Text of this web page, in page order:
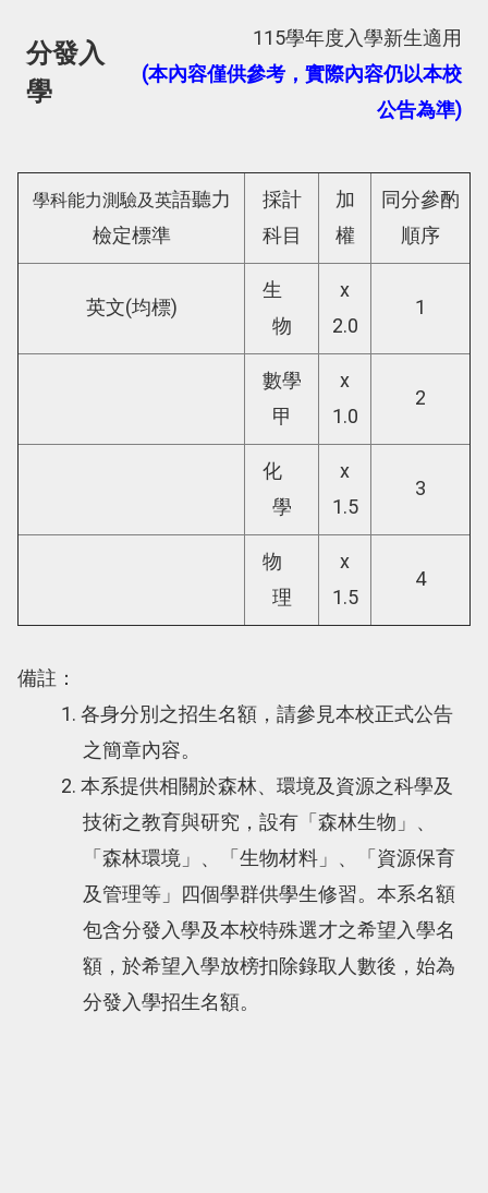
分發入
學
115學年度入學新生適用
(本內容僅供參考，實際內容仍以本校
公告為準)
學科能力測驗及英語聽力
檢定標準
採計
科目
加
權
同分參酌
順序
英文(均標)
生
物
x
2.0
1
數學
甲
x
1.0
2
化
學
x
1.5
3
物
理
x
1.5
4
備註：
1. 各身分別之招生名額，請參見本校正式公告
之簡章內容。
2. 本系提供相關於森林、環境及資源之科學及
技術之教育與研究，設有「森林生物」、
「森林環境」、「生物材料」、「資源保育
及管理等」四個學群供學生修習。本系名額
包含分發入學及本校特殊選才之希望入學名
額，於希望入學放榜扣除錄取人數後，始為
分發入學招生名額。